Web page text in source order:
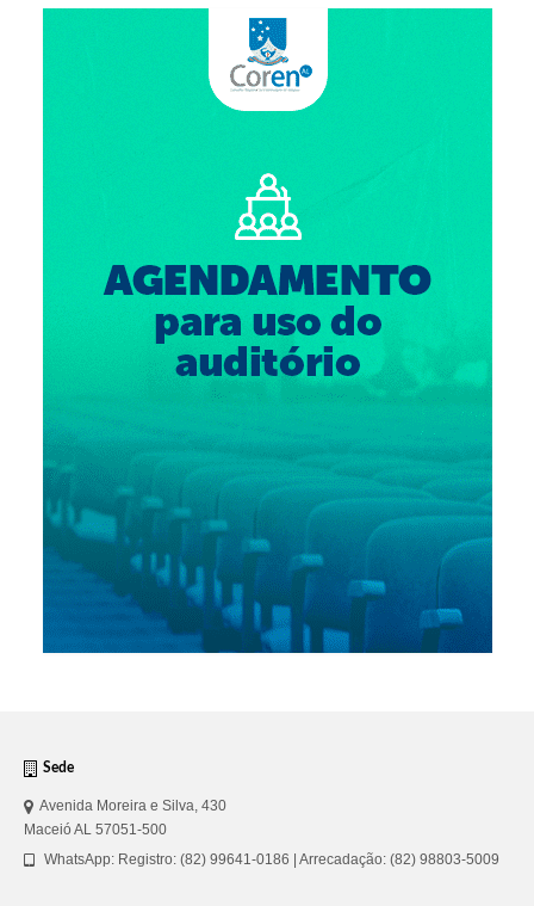
Valores dos serviços
Reserva de auditório
Fale Conosco
Sede
Avenida Moreira e Silva, 430
Maceió AL 57051-500
WhatsApp: Registro: (82) 99641-0186 | Arrecadação: (82) 98803-5009